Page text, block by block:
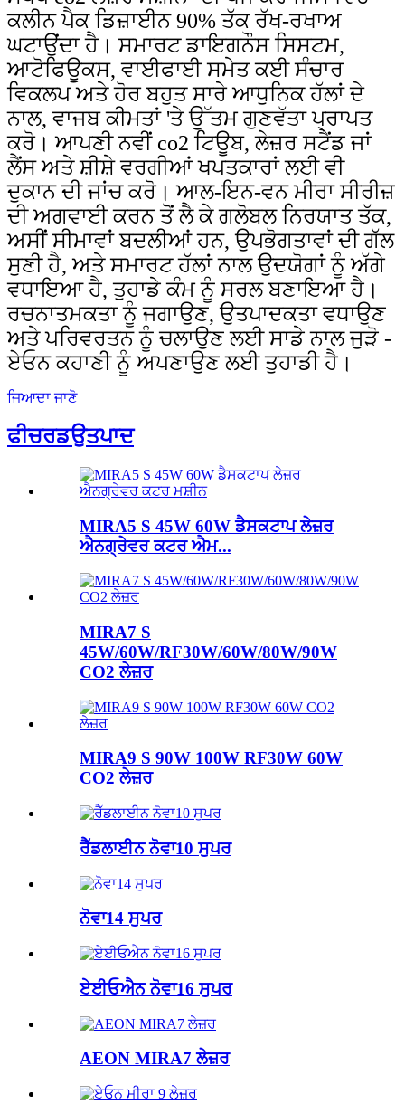
ਕਲੀਨ ਪੈਕ ਡਿਜ਼ਾਈਨ 90% ਤੱਕ ਰੱਖ-ਰਖਾਅ
ਘਟਾਉਂਦਾ ਹੈ। ਸਮਾਰਟ ਡਾਇਗਨੌਸ ਸਿਸਟਮ,
ਆਟੋਫਿਊਕਸ, ਵਾਈਫਾਈ ਸਮੇਤ ਕਈ ਸੰਚਾਰ
ਵਿਕਲਪ ਅਤੇ ਹੋਰ ਬਹੁਤ ਸਾਰੇ ਆਧੁਨਿਕ ਹੱਲਾਂ ਦੇ
ਨਾਲ, ਵਾਜਬ ਕੀਮਤਾਂ 'ਤੇ ਉੱਤਮ ਗੁਣਵੱਤਾ ਪ੍ਰਾਪਤ
ਕਰੋ। ਆਪਣੀ ਨਵੀਂ co2 ਟਿਊਬ, ਲੇਜ਼ਰ ਸਟੈਂਡ ਜਾਂ
ਲੈਂਸ ਅਤੇ ਸ਼ੀਸ਼ੇ ਵਰਗੀਆਂ ਖਪਤਕਾਰਾਂ ਲਈ ਵੀ
ਦੁਕਾਨ ਦੀ ਜਾਂਚ ਕਰੋ। ਆਲ-ਇਨ-ਵਨ ਮੀਰਾ ਸੀਰੀਜ਼
ਦੀ ਅਗਵਾਈ ਕਰਨ ਤੋਂ ਲੈ ਕੇ ਗਲੋਬਲ ਨਿਰਯਾਤ ਤੱਕ,
ਅਸੀਂ ਸੀਮਾਵਾਂ ਬਦਲੀਆਂ ਹਨ, ਉਪਭੋਗਤਾਵਾਂ ਦੀ ਗੱਲ
ਸੁਣੀ ਹੈ, ਅਤੇ ਸਮਾਰਟ ਹੱਲਾਂ ਨਾਲ ਉਦਯੋਗਾਂ ਨੂੰ ਅੱਗੇ
ਵਧਾਇਆ ਹੈ, ਤੁਹਾਡੇ ਕੰਮ ਨੂੰ ਸਰਲ ਬਣਾਇਆ ਹੈ।
ਰਚਨਾਤਮਕਤਾ ਨੂੰ ਜਗਾਉਣ, ਉਤਪਾਦਕਤਾ ਵਧਾਉਣ
ਅਤੇ ਪਰਿਵਰਤਨ ਨੂੰ ਚਲਾਉਣ ਲਈ ਸਾਡੇ ਨਾਲ ਜੁੜੋ -
ਏਓਨ ਕਹਾਣੀ ਨੂੰ ਅਪਣਾਉਣ ਲਈ ਤੁਹਾਡੀ ਹੈ।
ਜਿਆਦਾ ਜਾਣੋ
ਫੀਚਰਡਉਤਪਾਦ
MIRA5 S 45W 60W ਡੈਸਕਟਾਪ ਲੇਜ਼ਰ
ਐਨਗ੍ਰੇਵਰ ਕਟਰ ਐਮ...
MIRA7 S
45W/60W/RF30W/60W/80W/90W
CO2 ਲੇਜ਼ਰ
MIRA9 S 90W 100W RF30W 60W
CO2 ਲੇਜ਼ਰ
ਰੈੱਡਲਾਈਨ ਨੋਵਾ10 ਸੁਪਰ
ਨੋਵਾ14 ਸੁਪਰ
ਏਈਓਐਨ ਨੋਵਾ16 ਸੁਪਰ
AEON MIRA7 ਲੇਜ਼ਰ